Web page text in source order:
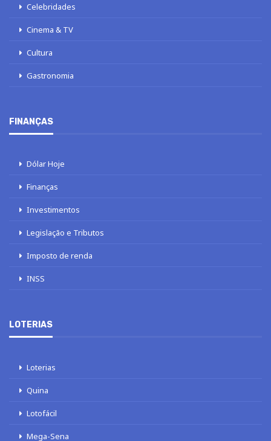
Celebridades
Cinema & TV
Cultura
Gastronomia
FINANÇAS
Dólar Hoje
Finanças
Investimentos
Legislação e Tributos
Imposto de renda
INSS
LOTERIAS
Loterias
Quina
Lotofácil
Mega-Sena